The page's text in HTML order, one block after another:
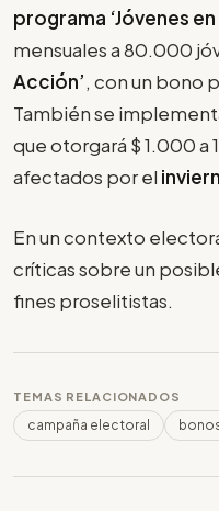
programa ‘Jóvenes
mensuales a 80.000
Acción’, con un bono
También se
que otorgará $ 1.000
afectados por el
En un contexto
críticas sobre un
fines proselitistas.
TEMAS RELACIONADOS
campaña electoral